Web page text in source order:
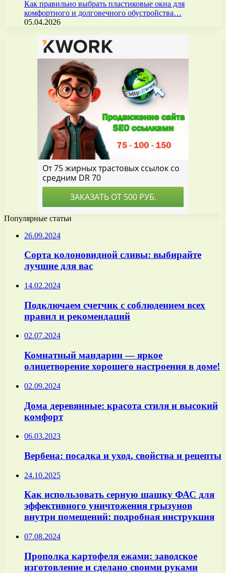
Как правильно выбрать пластиковые окна для
комфортного и долговечного обустройства…
05.04.2026
Популярные статьи
26.09.2024
Сорта колоновидной сливы: выбирайте
лучшие для вас
14.02.2024
Подключаем счетчик с соблюдением всех
правил и рекомендаций
02.07.2024
Комнатный мандарин — яркое
олицетворение хорошего настроения в доме!
02.09.2024
Дома деревянные: красота стиля и высокий
комфорт
06.03.2023
Вербена: посадка и уход, свойства и рецепты
24.10.2025
Как использовать серную шашку ФАС для
эффективного уничтожения грызунов
внутри помещений: подробная инструкция
07.08.2024
Прополка картофеля ежами: заводское
изготовление и сделано своими руками